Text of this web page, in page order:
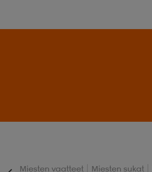
Miesten vaatteet | Miesten sukat |